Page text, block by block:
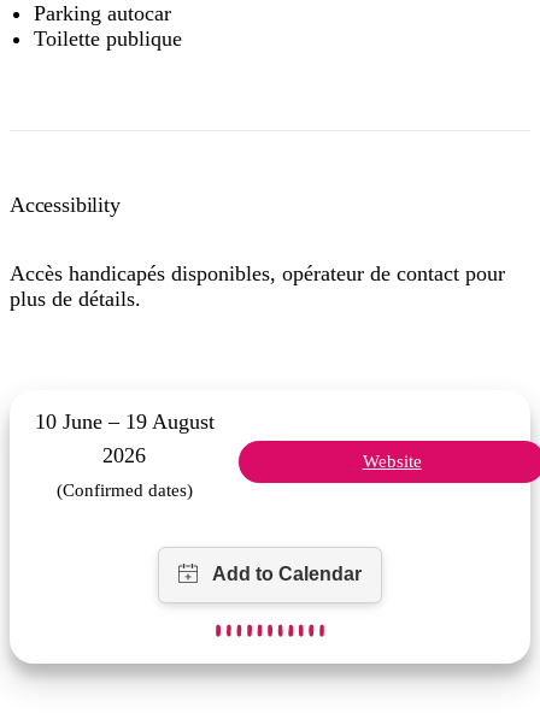
Parking autocar
Toilette publique
Accessibility
Accès handicapés disponibles, opérateur de contact pour
plus de détails.
10 June – 19 August
2026
(Confirmed dates)
Website